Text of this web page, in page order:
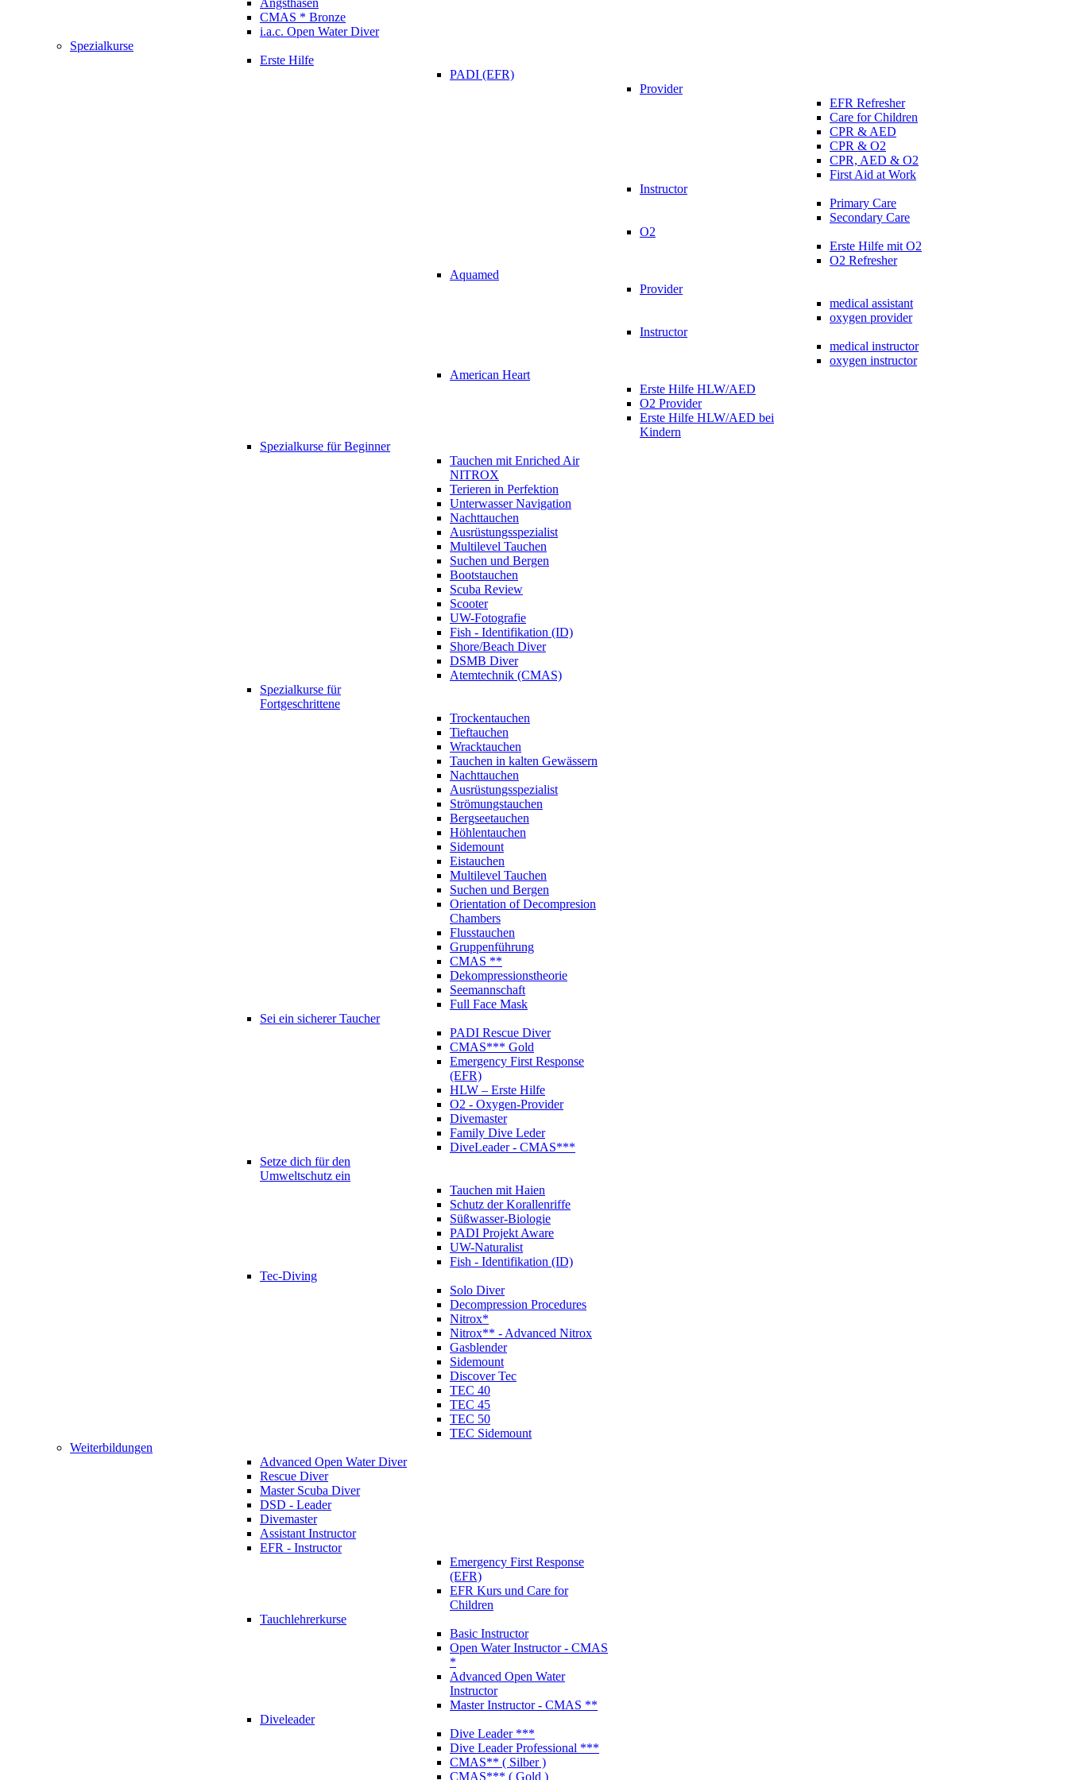
Angsthasen
CMAS * Bronze
i.a.c. Open Water Diver
Spezialkurse
Erste Hilfe
PADI (EFR)
Provider
EFR Refresher
Care for Children
CPR & AED
CPR & O2
CPR, AED & O2
First Aid at Work
Instructor
Primary Care
Secondary Care
O2
Erste Hilfe mit O2
O2 Refresher
Aquamed
Provider
medical assistant
oxygen provider
Instructor
medical instructor
oxygen instructor
American Heart
Erste Hilfe HLW/AED
O2 Provider
Erste Hilfe HLW/AED bei
Kindern
Spezialkurse für Beginner
Tauchen mit Enriched Air
NITROX
Terieren in Perfektion
Unterwasser Navigation
Nachttauchen
Ausrüstungsspezialist
Multilevel Tauchen
Suchen und Bergen
Bootstauchen
Scuba Review
Scooter
UW-Fotografie
Fish - Identifikation (ID)
Shore/Beach Diver
DSMB Diver
Atemtechnik (CMAS)
Spezialkurse für
Fortgeschrittene
Trockentauchen
Tieftauchen
Wracktauchen
Tauchen in kalten Gewässern
Nachttauchen
Ausrüstungsspezialist
Strömungstauchen
Bergseetauchen
Höhlentauchen
Sidemount
Eistauchen
Multilevel Tauchen
Suchen und Bergen
Orientation of Decompresion
Chambers
Flusstauchen
Gruppenführung
CMAS **
Dekompressionstheorie
Seemannschaft
Full Face Mask
Sei ein sicherer Taucher
PADI Rescue Diver
CMAS*** Gold
Emergency First Response
(EFR)
HLW – Erste Hilfe
O2 - Oxygen-Provider
Divemaster
Family Dive Leder
DiveLeader - CMAS***
Setze dich für den
Umweltschutz ein
Tauchen mit Haien
Schutz der Korallenriffe
Süßwasser-Biologie
PADI Projekt Aware
UW-Naturalist
Fish - Identifikation (ID)
Tec-Diving
Solo Diver
Decompression Procedures
Nitrox*
Nitrox** - Advanced Nitrox
Gasblender
Sidemount
Discover Tec
TEC 40
TEC 45
TEC 50
TEC Sidemount
Weiterbildungen
Advanced Open Water Diver
Rescue Diver
Master Scuba Diver
DSD - Leader
Divemaster
Assistant Instructor
EFR - Instructor
Emergency First Response
(EFR)
EFR Kurs und Care for
Children
Tauchlehrerkurse
Basic Instructor
Open Water Instructor - CMAS
*
Advanced Open Water
Instructor
Master Instructor - CMAS **
Diveleader
Dive Leader ***
Dive Leader Professional ***
CMAS** ( Silber )
CMAS*** ( Gold )